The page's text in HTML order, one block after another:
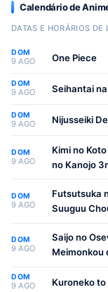
Calendário de
DATAS E HORÁRIOS
DOM
9 AGO One Piece
DOM
9 AGO Seihantai
DOM
9 AGO Nijusseiki
DOM
9 AGO
Kimi no
no Kanojo
DOM
9 AGO
Futsutsuka
Suuguu
DOM
9 AGO
Saijo no
Meimonkou
Osewa suru
DOM
9 AGO Kuroneko